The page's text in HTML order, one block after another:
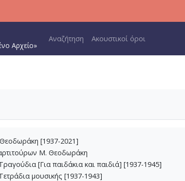
Αρχείο»
Main navigation
Αναζήτηση Ακουστικοί όροι
[1937-2021]
Μ. Θεοδωράκη
[Για παιδάκια και παιδιά] [1937-1945]
μουσικής [1937-1943]